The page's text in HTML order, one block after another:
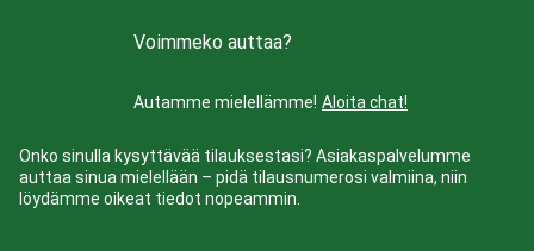
Voimmeko auttaa?
Autamme mielellämme! Aloita chat!
Onko sinulla kysyttävää tilauksestasi? Asiakaspalvelumme
auttaa sinua mielellään – pidä tilausnumerosi valmiina, niin
löydämme oikeat tiedot nopeammin.